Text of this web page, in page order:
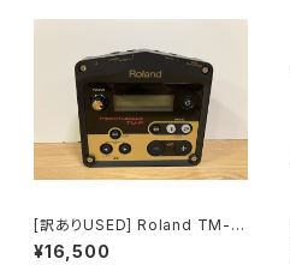
[訳ありUSED] Roland TM-2
Trigger Module
¥16,500